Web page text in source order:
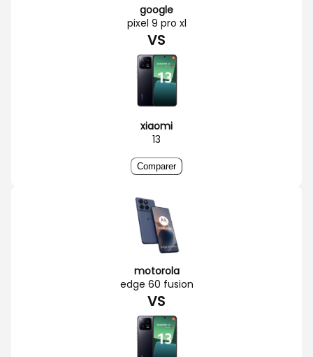
google
pixel 9 pro xl
VS
xiaomi
13
Comparer
motorola
edge 60 fusion
VS